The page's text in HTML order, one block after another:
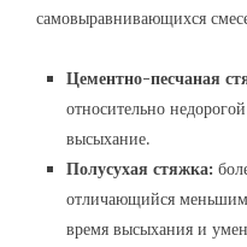
самовыравнивающихся
Цементно-песчаная
относительно
высыхание.
Полусухая стяжка:
отличающийся меньшим
время высыхания и